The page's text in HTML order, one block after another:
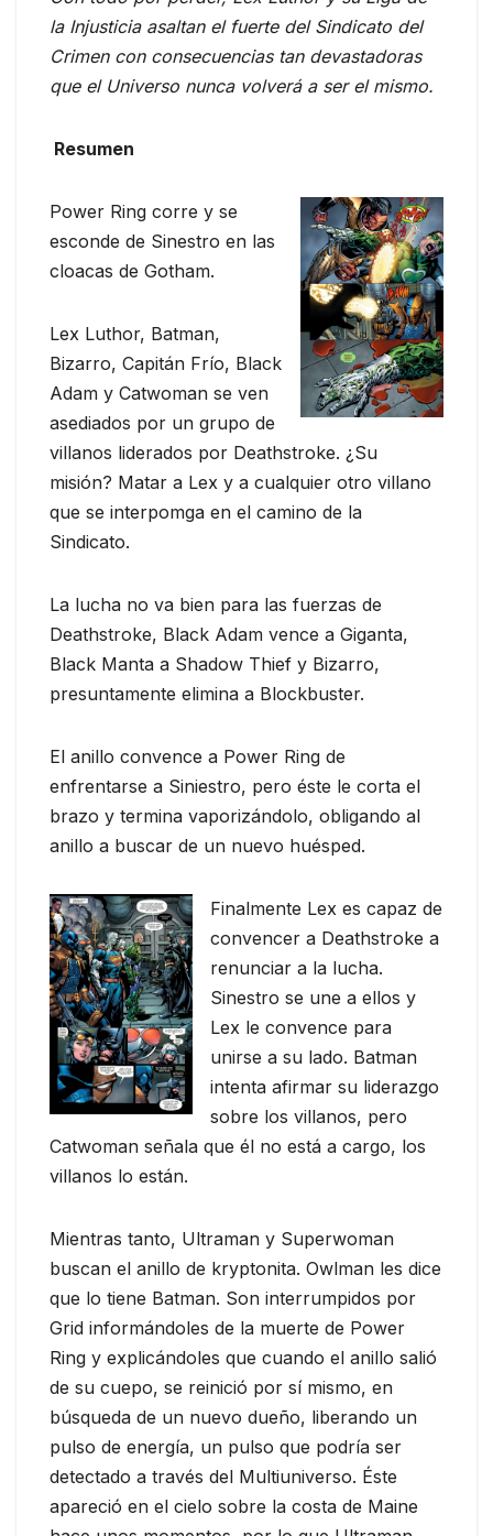
la Injusticia asaltan el fuerte del Sindicato del
Crimen con consecuencias tan devastadoras
que el Universo nunca volverá a ser el mismo.
Resumen
Power Ring corre y se
esconde de Sinestro en las
cloacas de Gotham.
Lex Luthor, Batman,
Bizarro, Capitán Frío, Black
Adam y Catwoman se ven
asediados por un grupo de
villanos liderados por Deathstroke. ¿Su
misión? Matar a Lex y a cualquier otro villano
que se interpomga en el camino de la
Sindicato.
La lucha no va bien para las fuerzas de
Deathstroke, Black Adam vence a Giganta,
Black Manta a Shadow Thief y Bizarro,
presuntamente elimina a Blockbuster.
El anillo convence a Power Ring de
enfrentarse a Siniestro, pero éste le corta el
brazo y termina vaporizándolo, obligando al
anillo a buscar de un nuevo huésped.
Finalmente Lex es capaz de
convencer a Deathstroke a
renunciar a la lucha.
Sinestro se une a ellos y
Lex le convence para
unirse a su lado. Batman
intenta afirmar su liderazgo
sobre los villanos, pero
Catwoman señala que él no está a cargo, los
villanos lo están.
Mientras tanto, Ultraman y Superwoman
buscan el anillo de kryptonita. Owlman les dice
que lo tiene Batman. Son interrumpidos por
Grid informándoles de la muerte de Power
Ring y explicándoles que cuando el anillo salió
de su cuepo, se reinició por sí mismo, en
búsqueda de un nuevo dueño, liberando un
pulso de energía, un pulso que podría ser
detectado a través del Multiuniverso. Éste
apareció en el cielo sobre la costa de Maine